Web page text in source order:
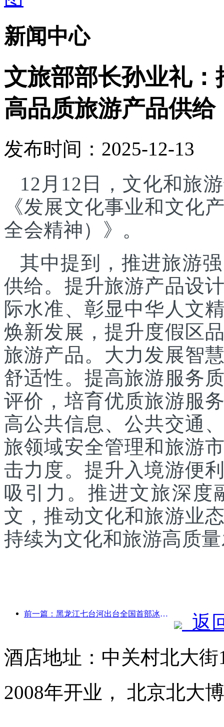
新闻中心
文旅部部长孙业礼
高品质旅游产品供给
发布时间：2025-12-13
12月12日，文化和旅
《发展文化事业和文化
全会精神）》。
其中提到，推进旅游
供给。提升旅游产品设
际水准、彰显中华人文
焕新发展，提升度假区
旅游产品。大力发展智
舒适性。提高旅游服务
评价，培育优质旅游服
高公共信息、公共交通
旅领域安全管理和旅游
击力度。提升入境游便
吸引力。推进文旅深度
文，推动文化和旅游业
持续为文化和旅游高质
前一篇：黑龙江七台河出台全国首部冰雪产业法规，鼓励“AI+冰雪”
返
酒店地址：中关村北大
2008年开业， 北京北